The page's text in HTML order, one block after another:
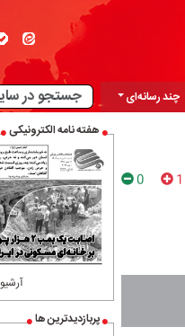
چند رسانه‌ای
1
0
هفته نامه الکترونیکی
آرشیو
پربازدیدترین ها